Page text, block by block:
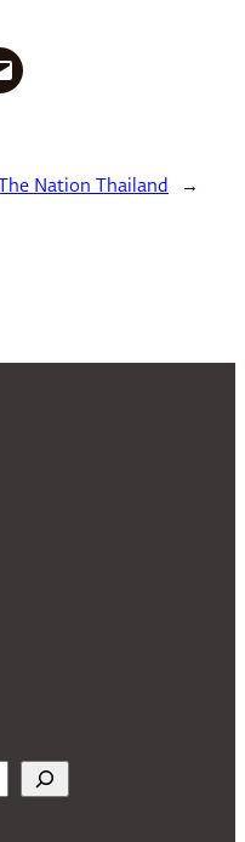
The Nation Thailand →